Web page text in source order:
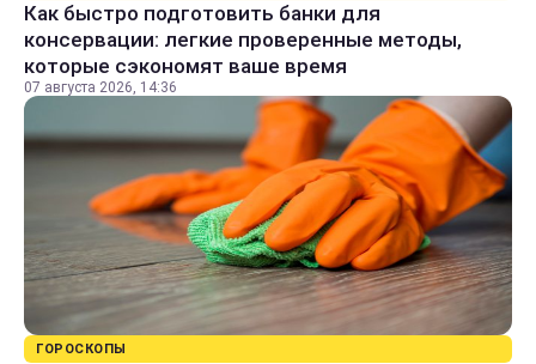
Как быстро подготовить банки для
консервации: легкие проверенные методы,
которые сэкономят ваше время
07 августа 2026, 14:36
ГОРОСКОПЫ